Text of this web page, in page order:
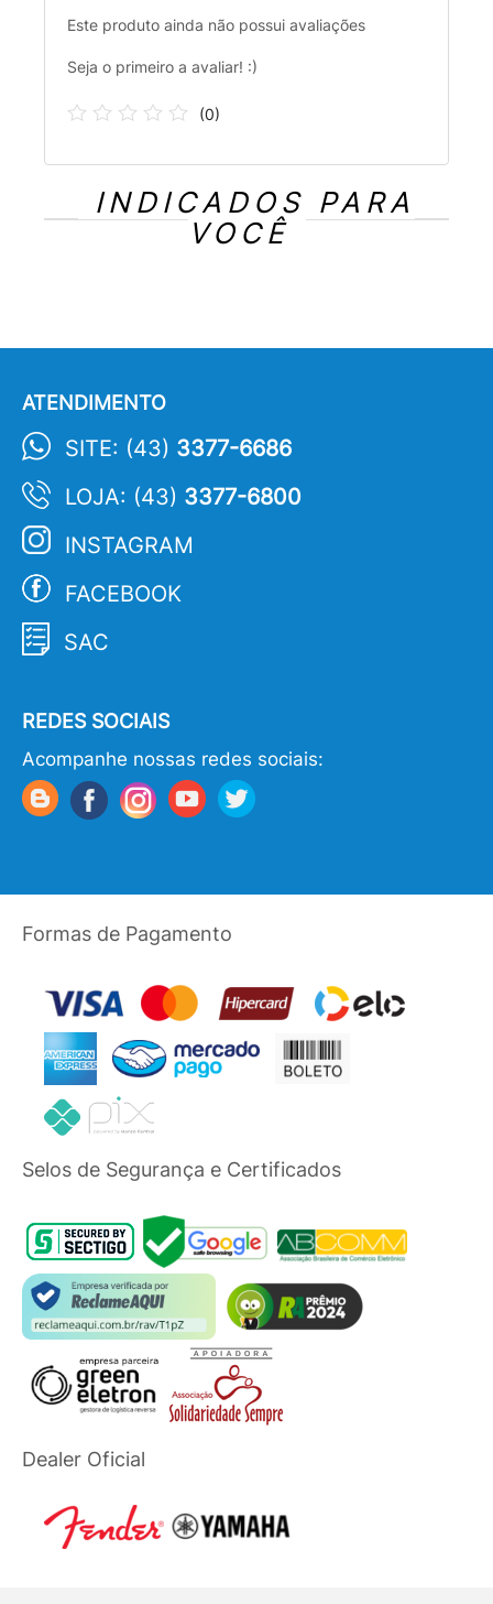
Este produto ainda não possui avaliações
Seja o primeiro a avaliar! :)
(0)
INDICADOS PARA
VOCÊ
ATENDIMENTO
SITE: (43) 3377-6686
LOJA: (43) 3377-6800
INSTAGRAM
FACEBOOK
SAC
REDES SOCIAIS
Acompanhe nossas redes sociais:
Formas de Pagamento
Selos de Segurança e Certificados
Dealer Oficial